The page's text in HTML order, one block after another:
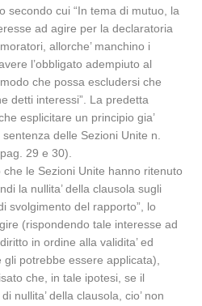
secondo cui “In tema di mutuo, la
ad agire per la declaratoria
allorche’ manchino i
l’obbligato adempiuto al
che possa escludersi che
detti interessi”. La predetta
esplicitare un principio gia’
delle Sezioni Unite n.
29 e 30).
che le Sezioni Unite hanno ritenuto
la nullita’ della clausola sugli
svolgimento del rapporto”, lo
(rispondendo tale interesse ad
in ordine alla validita’ ed
potrebbe essere applicata),
che, in tale ipotesi, se il
nullita’ della clausola, cio’ non